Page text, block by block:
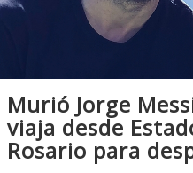
Murió Jorge
viaja desde
Rosario para